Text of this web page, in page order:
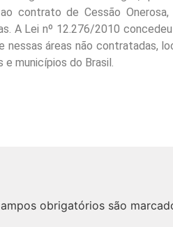
contrato de Cessão
A Lei nº 12.276/2010
áreas não contratadas,
municípios do Brasil.
obrigatórios são